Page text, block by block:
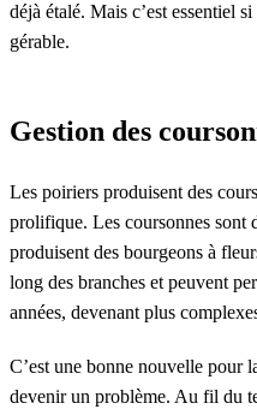
déjà étalé. Mais c’est essentiel
gérable.
Gestion des
Les poiriers produisent des
prolifique. Les coursonnes sont
produisent des bourgeons à
long des branches et peuvent
années, devenant plus
C’est une bonne nouvelle pour
devenir un problème. Au fil du